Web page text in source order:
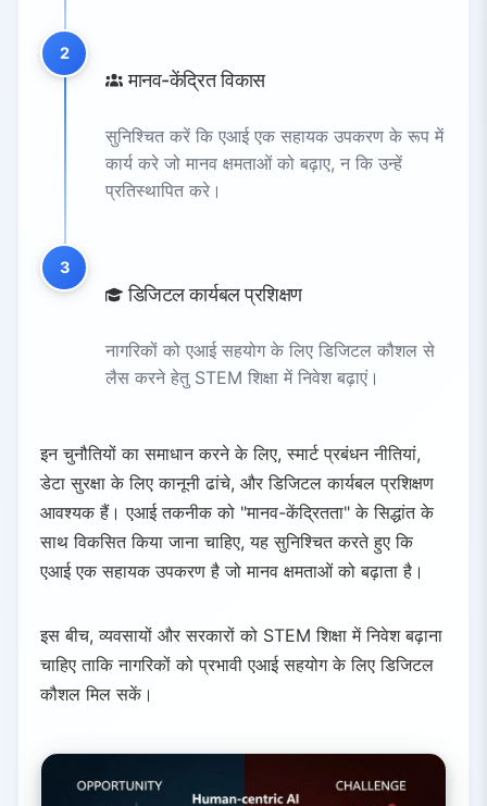
2
मानव-केंद्रित विकास
सुनिश्चित करें कि एआई एक सहायक उपकरण के रूप में
कार्य करे जो मानव क्षमताओं को बढ़ाए, न कि उन्हें
प्रतिस्थापित करे।
3
डिजिटल कार्यबल प्रशिक्षण
नागरिकों को एआई सहयोग के लिए डिजिटल कौशल से
लैस करने हेतु STEM शिक्षा में निवेश बढ़ाएं।
इन चुनौतियों का समाधान करने के लिए, स्मार्ट प्रबंधन नीतियां,
डेटा सुरक्षा के लिए कानूनी ढांचे, और डिजिटल कार्यबल प्रशिक्षण
आवश्यक हैं। एआई तकनीक को "मानव-केंद्रितता" के सिद्धांत के
साथ विकसित किया जाना चाहिए, यह सुनिश्चित करते हुए कि
एआई एक सहायक उपकरण है जो मानव क्षमताओं को बढ़ाता है।
इस बीच, व्यवसायों और सरकारों को STEM शिक्षा में निवेश बढ़ाना
चाहिए ताकि नागरिकों को प्रभावी एआई सहयोग के लिए डिजिटल
कौशल मिल सकें।